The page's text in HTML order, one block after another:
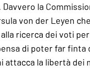
Davvero la
von der Leyen
ricerca dei voti per
di poter far finta
attacca la libertà dei